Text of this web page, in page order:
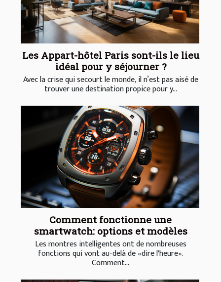
Les Appart-hôtel Paris sont-ils le lieu
idéal pour y séjourner ?
Avec la crise qui secourt le monde, il n’est pas aisé de
trouver une destination propice pour y...
Comment fonctionne une
smartwatch: options et modèles
Les montres intelligentes ont de nombreuses
fonctions qui vont au-delà de «dire l'heure».
Comment...